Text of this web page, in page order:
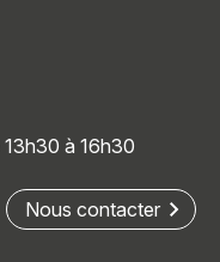
13h30 à 16h30
Nous contacter